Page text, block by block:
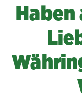
Haben